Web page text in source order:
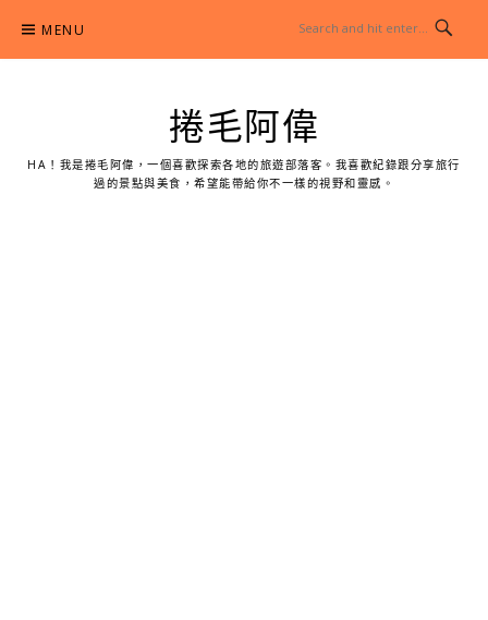
content
MENU
捲毛阿偉
HA！我是捲毛阿偉，一個喜歡探索各地的旅遊部落客。我喜歡紀錄跟分享旅行
過的景點與美食，希望能帶給你不一樣的視野和靈感。